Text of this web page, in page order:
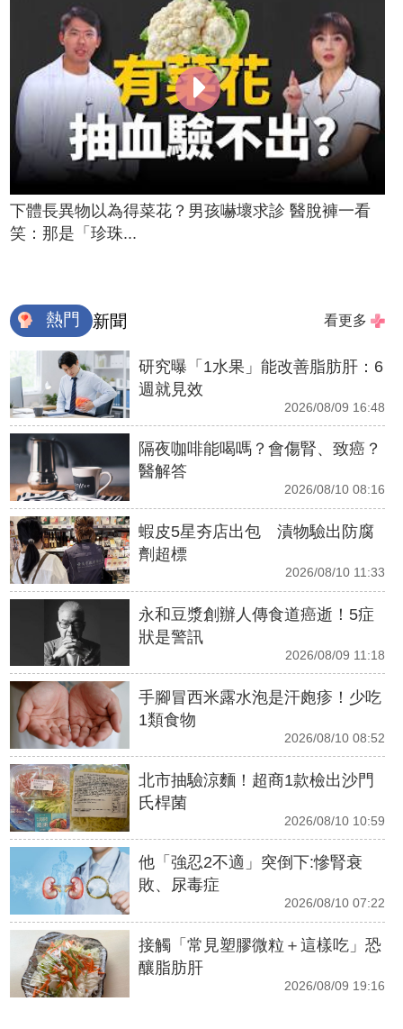
下體長異物以為得菜花？男孩嚇壞求診 醫脫褲一看
笑：那是「珍珠...
熱門 新聞 看更多
研究曝「1水果」能改善脂肪肝：6
週就見效
2026/08/09 16:48
隔夜咖啡能喝嗎？會傷腎、致癌？
醫解答
2026/08/10 08:16
蝦皮5星夯店出包 漬物驗出防腐
劑超標
2026/08/10 11:33
永和豆漿創辦人傳食道癌逝！5症
狀是警訊
2026/08/09 11:18
手腳冒西米露水泡是汗皰疹！少吃
1類食物
2026/08/10 08:52
北市抽驗涼麵！超商1款檢出沙門
氏桿菌
2026/08/10 10:59
他「強忍2不適」突倒下:慘腎衰
敗、尿毒症
2026/08/10 07:22
接觸「常見塑膠微粒＋這樣吃」恐
釀脂肪肝
2026/08/09 19:16